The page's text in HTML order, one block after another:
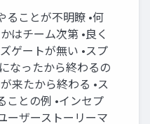
ることが不明瞭 •何
はチーム次第 •良く
ゲートが無い •スプ
なったから終わるの
来たから終わる •ス
ことの例 •インセプ
ーザーストーリーマ